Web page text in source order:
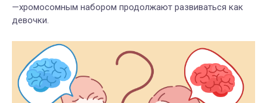
—хромосомным набором продолжают развиваться как
девочки.